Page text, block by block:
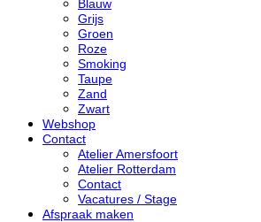
Blauw
Grijs
Groen
Roze
Smoking
Taupe
Zand
Zwart
Webshop
Contact
Atelier Amersfoort
Atelier Rotterdam
Contact
Vacatures / Stage
Afspraak maken